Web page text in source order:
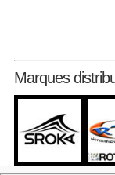
Marques